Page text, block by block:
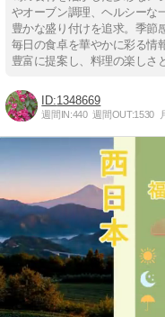
やオーブン調理、ヘルシーな
豊かな盛り付けを追求。季節
毎日の食卓を華やかに彩る情
豊富に提案し、料理の楽しさ
1348669
週間IN:440 週間OUT:1530